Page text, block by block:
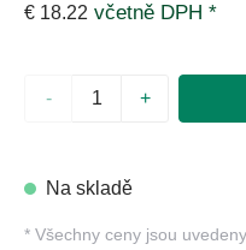
€ 18.22 včetně DPH *
- +
Na skladě
* Všechny ceny jsou